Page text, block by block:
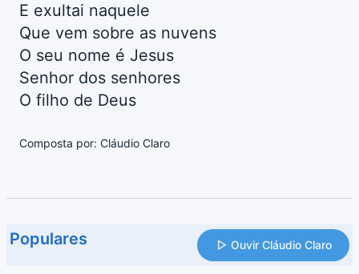
E exultai naquele
Que vem sobre as nuvens
O seu nome é Jesus
Senhor dos senhores
O filho de Deus
Composta por: Cláudio Claro
Populares Ouvir Cláudio Claro